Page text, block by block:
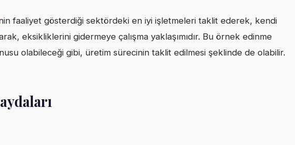
faaliyet gösterdiği sektördeki en iyi işletmeleri taklit ederek, kendi
eksikliklerini gidermeye çalışma yaklaşımıdır. Bu örnek edinme
olabileceği gibi, üretim sürecinin taklit edilmesi şeklinde de olabilir.